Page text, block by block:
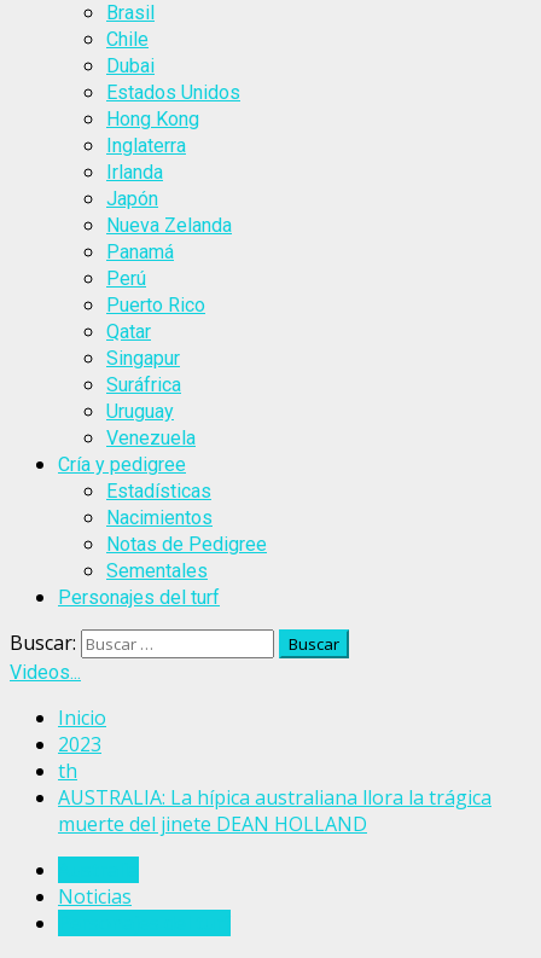
Brasil
Chile
Dubai
Estados Unidos
Hong Kong
Inglaterra
Irlanda
Japón
Nueva Zelanda
Panamá
Perú
Puerto Rico
Qatar
Singapur
Suráfrica
Uruguay
Venezuela
Cría y pedigree
Estadísticas
Nacimientos
Notas de Pedigree
Sementales
Personajes del turf
Buscar:
Videos...
Inicio
2023
th
AUSTRALIA: La hípica australiana llora la trágica
muerte del jinete DEAN HOLLAND
Noticias